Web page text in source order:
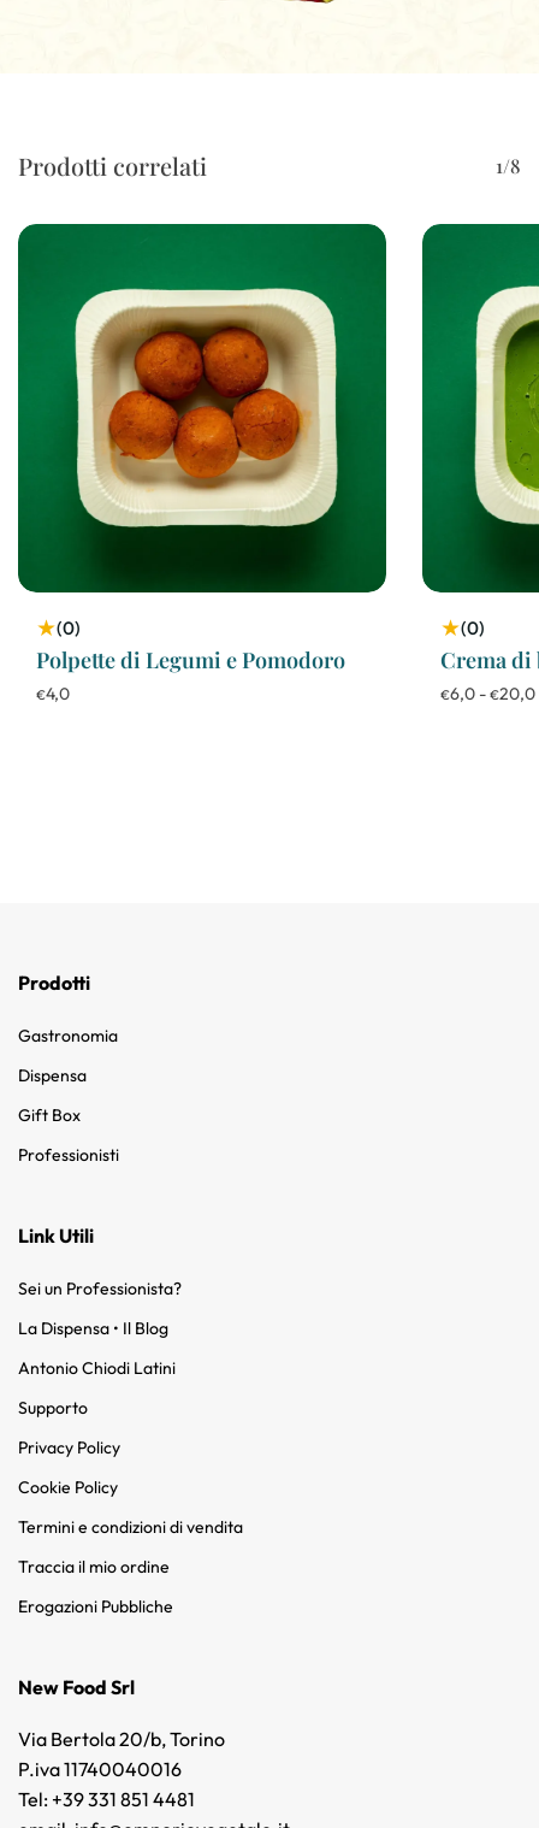
Prodotti correlati 1/8
★(0)
Polpette di Legumi e Pomodoro
€4,0
★(0)
Crema di
€6,0 - €20,0
Prodotti
Gastronomia
Dispensa
Gift Box
Professionisti
Link Utili
Sei un Professionista?
La Dispensa • Il Blog
Antonio Chiodi Latini
Supporto
Privacy Policy
Cookie Policy
Termini e condizioni di vendita
Traccia il mio ordine
Erogazioni Pubbliche
New Food Srl
Via Bertola 20/b, Torino
P.iva 11740040016
Tel: +39 331 851 4481